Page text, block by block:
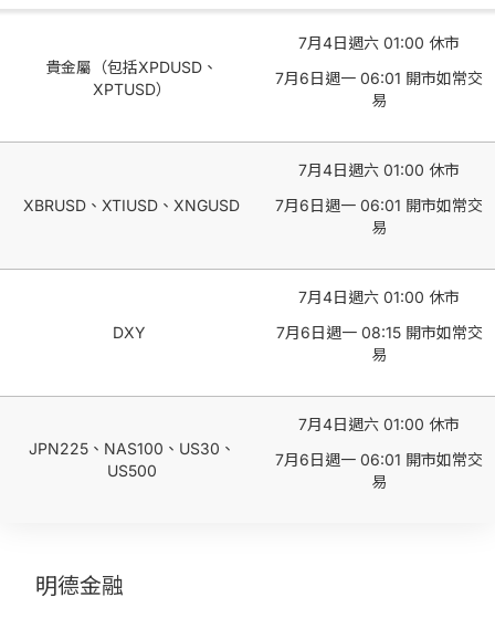
貴金屬（包括XPDUSD、
XPTUSD）
7月4日週六 01:00 休市
7月6日週一 06:01 開市如常交
易
XBRUSD、XTIUSD、XNGUSD
7月4日週六 01:00 休市
7月6日週一 06:01 開市如常交
易
DXY
7月4日週六 01:00 休市
7月6日週一 08:15 開市如常交
易
JPN225、NAS100、US30、
US500
7月4日週六 01:00 休市
7月6日週一 06:01 開市如常交
易
明德金融